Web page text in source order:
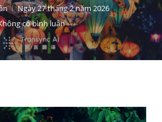
Ngày 27 tháng 2 năm 2026
có bình luận